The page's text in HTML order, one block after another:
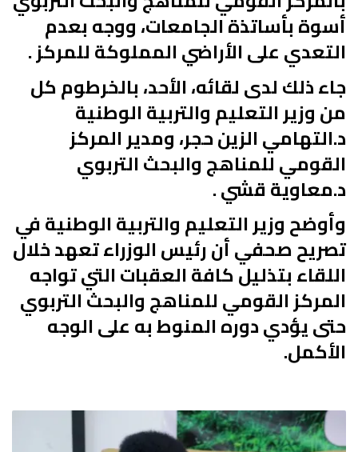
أسوة بأساتذة الجامعات، ووجه بعدم
التعدي على الأراضي المملوكة للمركز .
جاء ذلك لدى لقائه، الأحد، بالخرطوم كل
من وزير التعليم والتربية الوطنية
د.التهامي الزين حجر، ومدير المركز
القومي للمناهج والبحث التربوي
د.معاوية قشي .
وأوضح وزير التعليم والتربية الوطنية في
تصريح صحفي أن رئيس الوزراء تعهد خلال
اللقاء بتذليل كافة العقبات التي تواجه
المركز القومي للمناهج والبحث التربوي
حتى يؤدي دوره المنوط به على الوجه
الأكمل.